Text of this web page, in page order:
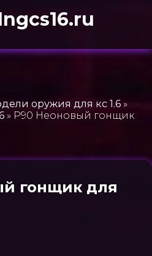
оружия для кс 1.6 »
» P90 Неоновый гонщик
гонщик для